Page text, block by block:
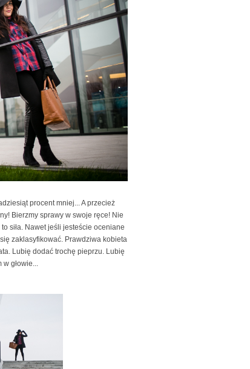
procent mniej... A przecież
Bierzmy sprawy w swoje ręce! Nie
siła. Nawet jeśli jesteście oceniane
zaklasyfikować. Prawdziwa kobieta
Lubię dodać trochę pieprzu. Lubię
głowie...